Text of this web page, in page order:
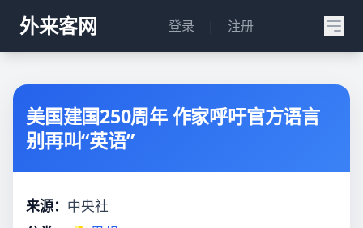
外来客网 登录 | 注册
美国建国250周年 作家呼吁官方语言
别再叫“英语”
来源： 中央社